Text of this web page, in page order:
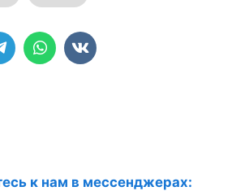
к нам в мессенджерах: